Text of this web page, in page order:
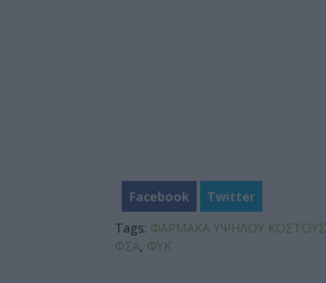
Facebook
Twitter
Tags: ΦΑΡΜΑΚΑ ΥΨΗΛΟΥ ΚΟΣΤΟΥΣ
ΦΣΑ, ΦΥΚ